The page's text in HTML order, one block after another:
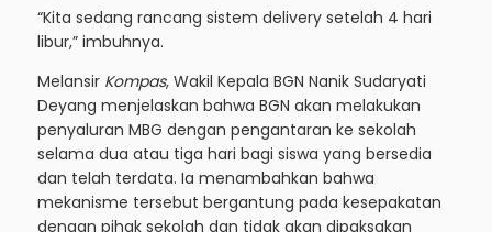
“Kita sedang rancang sistem delivery setelah 4 hari
libur,” imbuhnya.
Melansir Kompas, Wakil Kepala BGN Nanik Sudaryati
Deyang menjelaskan bahwa BGN akan melakukan
penyaluran MBG dengan pengantaran ke sekolah
selama dua atau tiga hari bagi siswa yang bersedia
dan telah terdata. Ia menambahkan bahwa
mekanisme tersebut bergantung pada kesepakatan
dengan pihak sekolah dan tidak akan dipaksakan